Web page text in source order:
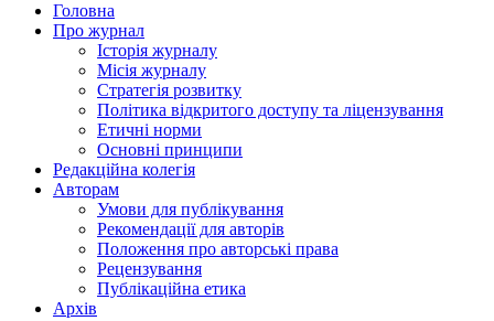
Головна
Про журнал
Історія журналу
Місія журналу
Стратегія розвитку
Політика відкритого доступу та ліцензування
Етичні норми
Основні принципи
Редакційна колегія
Авторам
Умови для публікування
Рекомендації для авторів
Положення про авторські права
Рецензування
Публікаційна етика
Архів